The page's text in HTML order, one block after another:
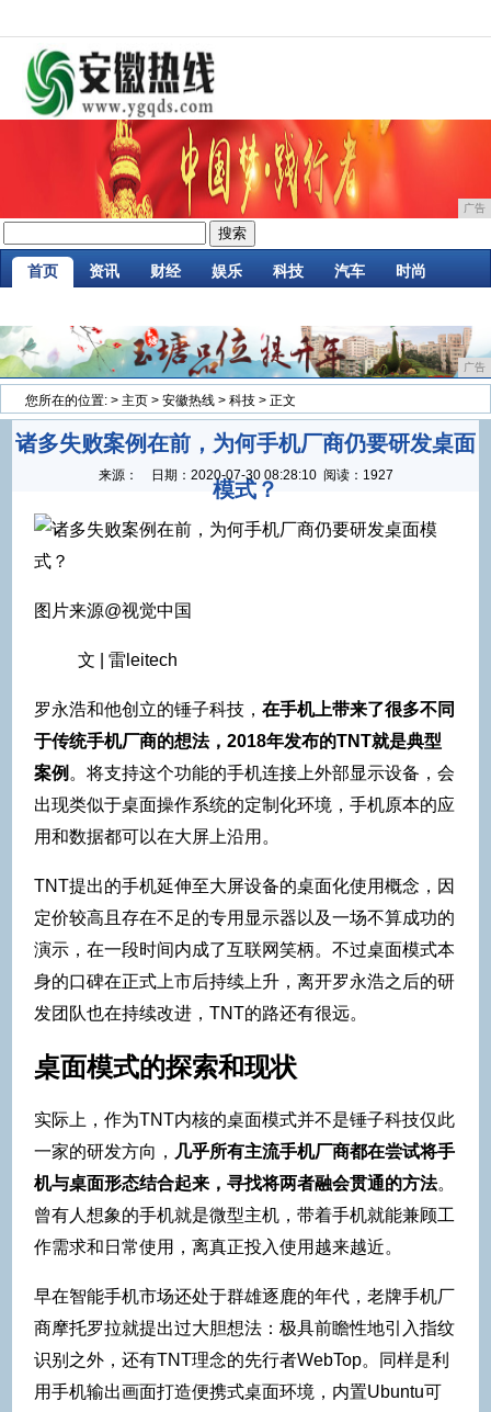
广告
首页 资讯 财经 娱乐 科技 汽车 时尚
广告
您所在的位置: > 主页 > 安徽热线 > 科技 > 正文
诸多失败案例在前，为何手机厂商仍要研发桌面
模式？
来源： 日期： 2020-07-30 08:28:10 阅读：1927
图片来源@视觉中国
文 | 雷leitech
罗永浩和他创立的锤子科技， 在手机上带来了很多不同
于传统手机厂商的想法，2018年发布的TNT就是典型
案例 。将支持这个功能的手机连接上外部显示设备，会
出现类似于桌面操作系统的定制化环境，手机原本的应
用和数据都可以在大屏上沿用。
TNT提出的手机延伸至大屏设备的桌面化使用概念，因
定价较高且存在不足的专用显示器以及一场不算成功的
演示，在一段时间内成了互联网笑柄。不过桌面模式本
身的口碑在正式上市后持续上升，离开罗永浩之后的研
发团队也在持续改进，TNT的路还有很远。
桌面模式的探索和现状
实际上，作为TNT内核的桌面模式并不是锤子科技仅此
一家的研发方向， 几乎所有主流手机厂商都在尝试将手
机与桌面形态结合起来，寻找将两者融会贯通的方法。
曾有人想象的手机就是微型主机，带着手机就能兼顾工
作需求和日常使用，离真正投入使用越来越近。
早在智能手机市场还处于群雄逐鹿的年代，老牌手机厂
商摩托罗拉就提出过大胆想法：极具前瞻性地引入指纹
识别之外，还有TNT理念的先行者WebTop。同样是利
用手机输出画面打造便携式桌面环境，内置Ubuntu可